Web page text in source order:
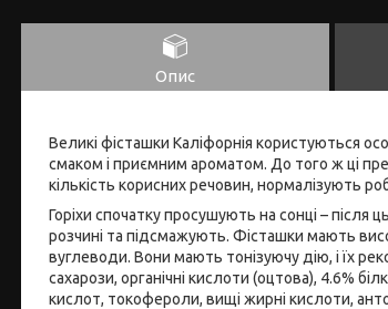
Опис
Великі фісташки Каліфорнія користуються
смаком і приємним ароматом. До того ж ці
кількість корисних речовин, нормалізують
Горіхи спочатку просушують на сонці –
розчині та підсмажують. Фісташки мають
вуглеводи. Вони мають тонізуючу дію, і їх
сахарози, органічні кислоти (оцтова), 4.6%
кислот, токофероли, вищі жирні кислоти,